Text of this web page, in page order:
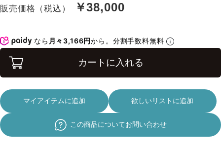
販売価格（税込） ￥38,000
なら 月々3,166円から。分割手数料無料
カートに入れる
マイアイテムに追加 欲しいリストに追加
この商品についてお問い合わせ